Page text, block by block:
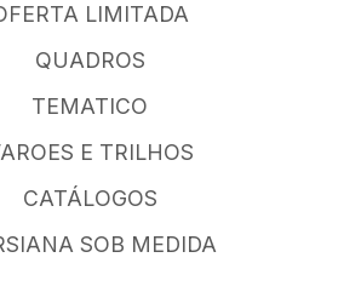
LIMITADA
QUADROS
TEMATICO
E TRILHOS
CATÁLOGOS
SOB MEDIDA